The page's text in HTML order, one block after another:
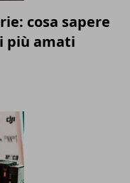
cosa sapere
più amati